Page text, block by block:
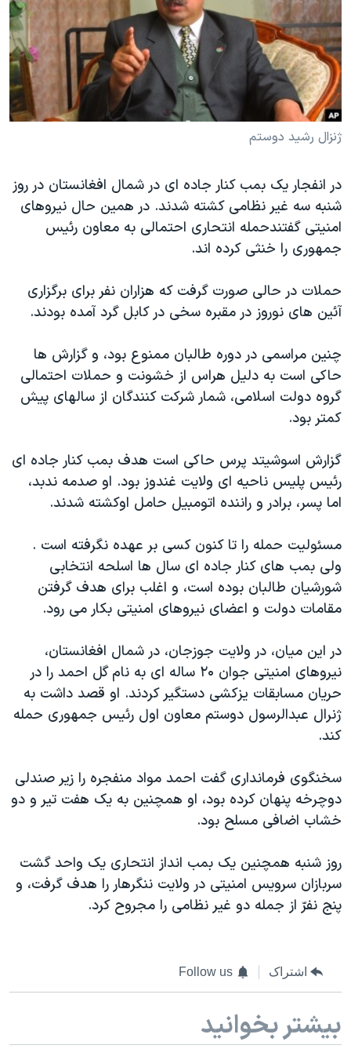
فرهنگ و زندگی
حقوق شهروندی
اقتصادی
علم و فناوری
آرشیو پخش زنده
مستندها
انتخابات ریاست جمهوری آمریکا ۲۰۲۴
حمله جمهوری اسلامی به اسرائیل
رمز مهسا
مجموعه مستندهای دادخواهی
تریبونال مردمی آبان ۹۸
دادگاه حمید نوری
قانون شفافیت دارائی کادر رهبری ایران
اسرائیل در جنگ
نرگس محمدی برنده جایزه نوبل صلح
سفر پرزیدنت ترامپ به چین
دنبال کنید
زبانهای مختلف
ژنزال رشید دوستم
در انفجار یک بمب کنار جاده ای در شمال افغانستان در روز
شنبه سه غیر نظامی کشته شدند. در همین حال نیروهای
امنیتی گفتندحمله انتحاری احتمالی به معاون رئیس
جمهوری را خنثی کرده اند.
حملات در حالی صورت گرفت که هزاران نفر برای برگزاری
آئین های نوروز در مقبره سخی در کابل گرد آمده بودند.
چنین مراسمی در دوره طالبان ممنوع بود، و گزارش ها
حاکی است به دلیل هراس از خشونت و حملات احتمالی
گروه دولت اسلامی، شمار شرکت کنندگان از سالهای پیش
کمتر بود.
گزارش اسوشیتد پرس حاکی است هدف بمب کنار جاده ای
رئیس پلیس ناحیه ای ولایت غندوز بود. او صدمه ندبد،
اما پسر، برادر و راننده اتومبیل حامل اوکشته شدند.
مسئولیت حمله را تا کنون کسی بر عهده نگرفته است .
ولی بمب های کنار جاده ای سال ها اسلحه انتخابی
شورشیان طالبان بوده است، و اغلب برای هدف گرفتن
مقامات دولت و اعضای نیروهای امنیتی بکار می رود.
در این میان، در ولایت جوزجان، در شمال افغانستان،
نیروهای امنیتی جوان ۲۰ ساله ای به نام گل احمد را در
حریان مسابقات یزکشی دستگیر کردند. او قصد داشت به
ژنرال عبدالرسول دوستم معاون اول رئیس جمهوری حمله
کند.
سخنگوی فرمانداری گفت احمد مواد منفجره را زیر صندلی
دوچرخه پنهان کرده بود، او همچنین به یک هفت تیر و دو
خشاب اضافی مسلح بود.
روز شنبه همچنین یک بمب انداز انتحاری یک واحد گشت
سربازان سرویس امنیتی در ولایت ننگرهار را هدف گرفت، و
پنج نفرّ از جمله دو غیر نظامی را مجروح کرد.
اشتراک Follow us
بیشتر بخوانید